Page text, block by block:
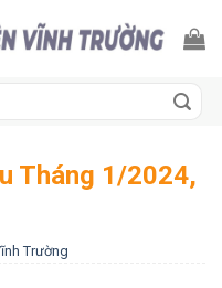
Tháng 1/2024,
Trường